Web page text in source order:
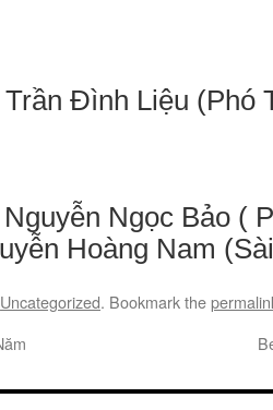
Đình Liệu (Phó
Ngọc Bảo (
Hoàng Nam
Uncategorized. Bookmark the